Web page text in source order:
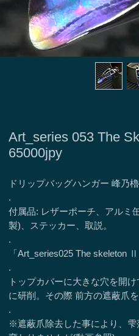
Art_series 053 The
65000jpy
ドリップバッグハンガー 峰乃
.
付属品: レザーポーチ、アルミ
製)、ステッカー、取説。
.
「Art_series025 The skeleton
.
トップカバーに大きな穴を開
に研削。その際 前方の遮蔽爪を
.
※遮蔽爪除去した事により、